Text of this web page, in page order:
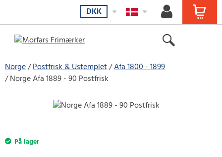
DKK
Norge Postfrisk & Ustemplet Afa 1800 - 1899
Norge Afa 1889 - 90 Postfrisk
På lager